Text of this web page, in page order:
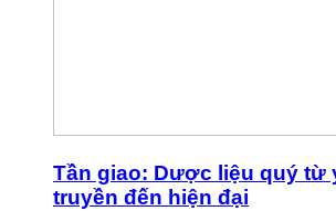
Tần giao: Dược liệu quý từ
truyền đến hiện đại